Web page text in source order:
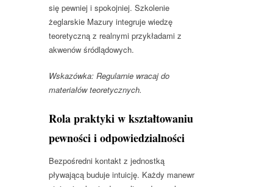
się pewniej i spokojniej. Szkolenie
żeglarskie Mazury integruje wiedzę
teoretyczną z realnymi przykładami z
akwenów śródlądowych.
Wskazówka: Regularnie wracaj do
materiałów teoretycznych.
Rola praktyki w kształtowaniu
pewności i odpowiedzialności
Bezpośredni kontakt z jednostką
pływającą buduje intuicję. Każdy manewr